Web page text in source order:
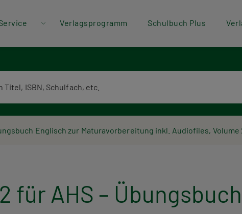
Verlagsprogramm Schulbuch Plus
Englisch zur Maturavorbereitung inkl. Audiofiles, Volume
für AHS –